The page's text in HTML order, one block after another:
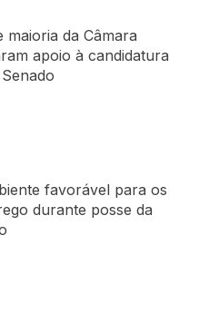
da Câmara
apoio à candidatura
favorável para os
durante posse da